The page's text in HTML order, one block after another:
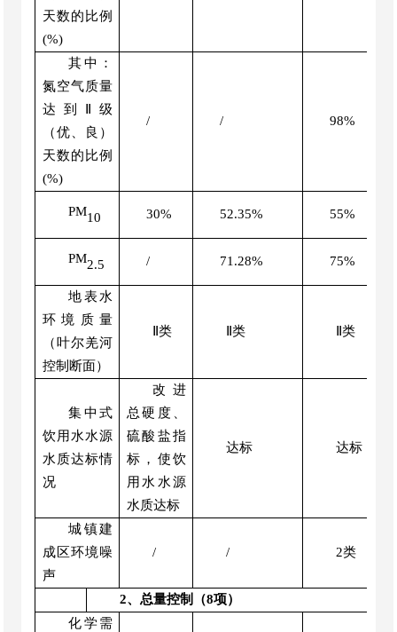
天数的比例
(%)
其中：
氮空气质量
达到Ⅱ级
（优、良）
天数的比例
(%)
/ / 98%
PM10 30% 52.35% 55%
PM2.5 / 71.28% 75%
地表水
环境质量
（ 叶尔羌河
控制断面）
类 类 类
集中式
饮用水水源
水质达标情
况
改进
总硬度、
硫酸盐指
标，使饮
用水水源
水质达标
达标 达标
城镇建
成区环境噪
声
/ / 2类
2、总量控制（8项）
化学需